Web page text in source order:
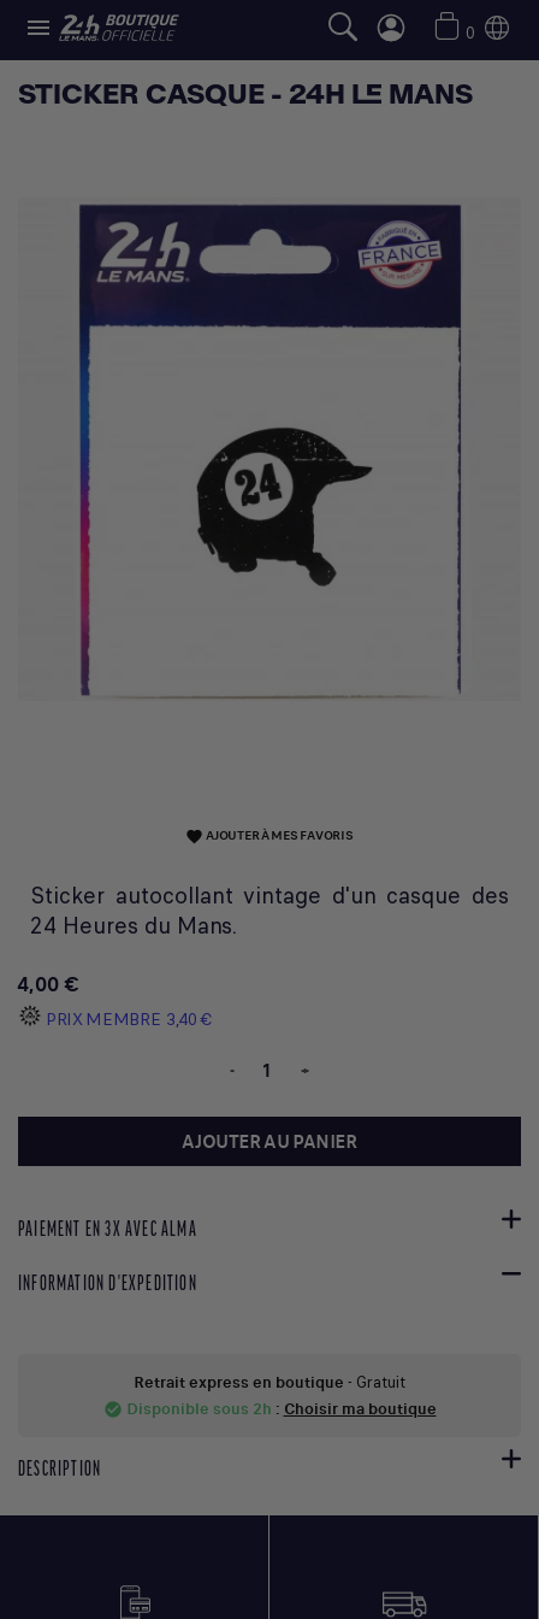
 0
STICKER CASQUE - 24H LE MANS
favorite AJOUTER À MES FAVORIS
Sticker autocollant vintage d'un casque des
24 Heures du Mans.
4,00 €
PRIX MEMBRE 3,40 €
- +
AJOUTER AU PANIER
PAIEMENT EN 3X AVEC ALMA
INFORMATION D'EXPEDITION
Retrait express en boutique - Gratuit
check_circle Disponible sous 2h : Choisir ma boutique
DESCRIPTION